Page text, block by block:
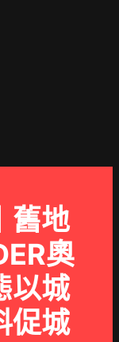
舊地
奧
以城
促城